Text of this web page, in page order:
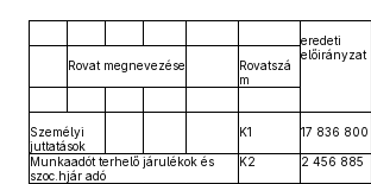
eredeti
előirányzat
Rovat megnevezése
Rovatszá
m
Személyi
juttatások
K1 17 836 800
Munkaadót terhelő járulékok és
szoc.hjár adó
K2 2 456 885